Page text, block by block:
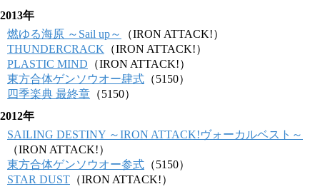
2013年
燃ゆる海原 ～Sail up～
（IRON ATTACK!）
THUNDERCRACK （IRON ATTACK!）
PLASTIC MIND （IRON ATTACK!）
東方合体ゲンソウオー肆式 （5150）
四季楽典 最終章 （5150）
2012年
SAILING DESTINY ～IRON ATTACK!ヴォーカルベスト～
（IRON ATTACK!）
東方合体ゲンソウオー参式 （5150）
STAR DUST （IRON ATTACK!）